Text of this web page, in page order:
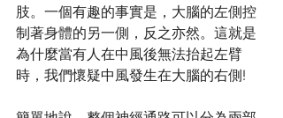
肢。一個有趣的事實是，大腦的左側控
制著身體的另一側，反之亦然。這就是
為什麼當有人在中風後無法抬起左臂
時，我們懷疑中風發生在大腦的右側!